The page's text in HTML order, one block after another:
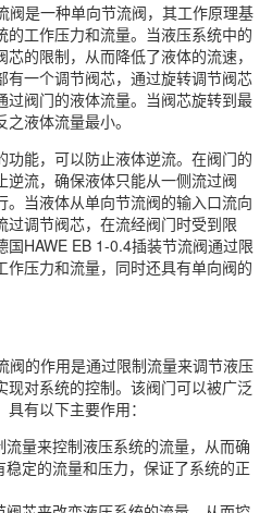
阀是一种单向节流阀，其工作原理基
工作压力和流量。当液压系统中的
的限制，从而降低了液体的流速，
有一个调节阀芯，通过旋转调节阀芯
过阀门的液体流量。当阀芯旋转到最
液体流量最小。
功能，可以防止液体逆流。在阀门的
流，确保液体只能从一侧流过阀
。当液体从单向节流阀的输入口流向
调节阀芯，在流经阀门时受到限
HAWE EB 1-0.4插装节流阀通过限
压力和流量，同时还具有单向阀的
阀的作用是通过限制流量来调节液压
现对系统的控制。该阀门可以被广泛
有以下主要作用：
量来控制液压系统的流量，从而确
定的流量和压力，保证了系统的正